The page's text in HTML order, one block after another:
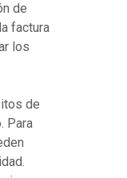
de
factura
los
de
Para